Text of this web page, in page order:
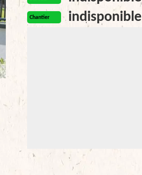
Chantier indisponible